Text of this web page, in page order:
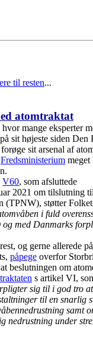
til resten...
atomtraktat
mange eksperter
sit højeste siden Den
sit arsenal af
Fredsministerium meget
V60, som afsluttede
2021 om tilslutning
(TPNW), støtter
i fuld
og med Danmarks
og gerne allerede på
påpege overfor
beslutningen om
s artikel VI,
sig til i god tro
til en snarlig
samt
nedrustning under